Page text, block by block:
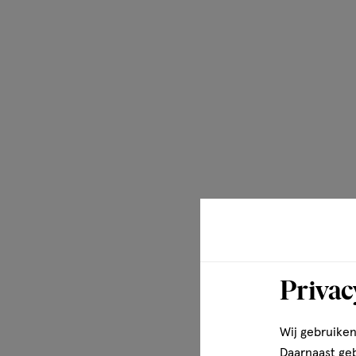
Wij
Daarnaast